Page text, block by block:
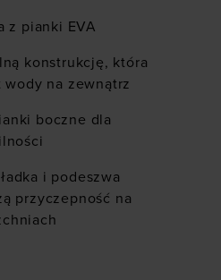
z pianki EVA
konstrukcję, która
wody na zewnątrz
boczne dla
i podeszwa
przyczepność na